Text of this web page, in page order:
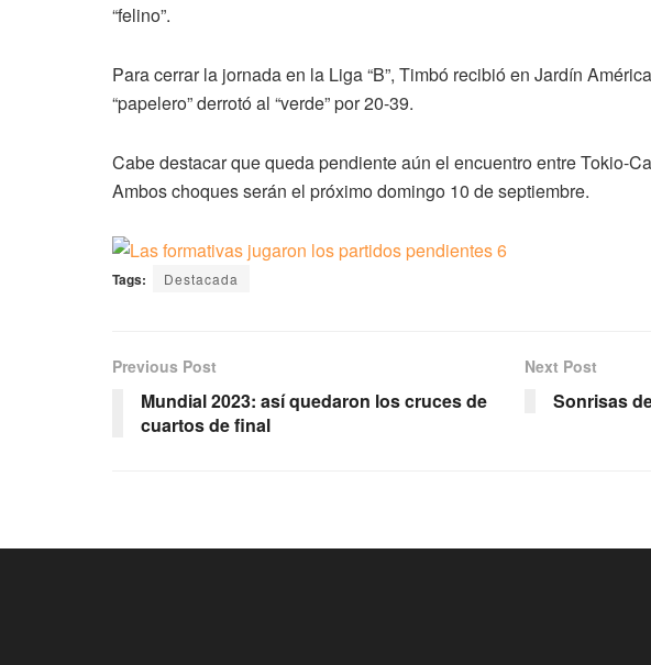
“felino”.
Para cerrar la jornada en la Liga “B”, Timbó recibió en Jardín
“papelero” derrotó al “verde” por 20-39.
Cabe destacar que queda pendiente aún el encuentro entre Tokio-
Ambos choques serán el próximo domingo 10 de septiembre.
Tags: Destacada
Previous Post
Mundial 2023: así quedaron los cruces de
cuartos de final
Next Post
Sonrisas